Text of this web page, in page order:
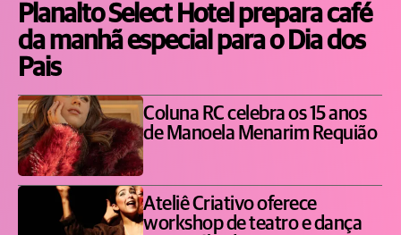
Planalto Select Hotel prepara café
da manhã especial para o Dia dos
Pais
Coluna RC celebra os 15 anos
de Manoela Menarim Requião
Ateliê Criativo oferece
workshop de teatro e dança